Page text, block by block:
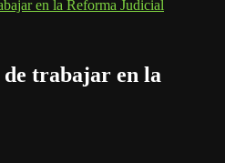
en la Reforma Judicial
de trabajar en la